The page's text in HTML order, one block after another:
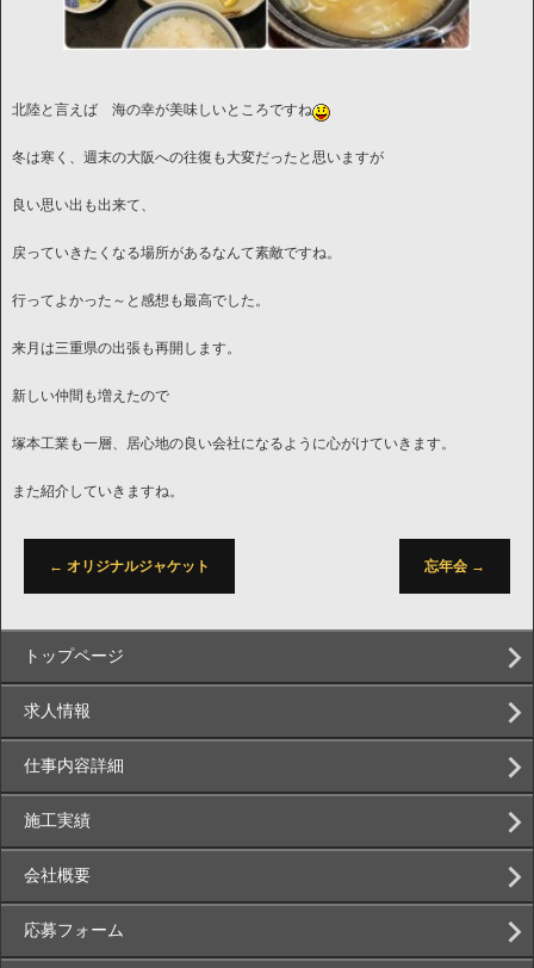
北陸と言えば 海の幸が美味しいところですね
冬は寒く、週末の大阪への往復も大変だったと思いますが
良い思い出も出来て、
戻っていきたくなる場所があるなんて素敵ですね。
行ってよかった～と感想も最高でした。
来月は三重県の出張も再開します。
新しい仲間も増えたので
塚本工業も一層、居心地の良い会社になるように心がけていきます。
また紹介していきますね。
← オリジナルジャケット 忘年会 →
トップページ
求人情報
仕事内容詳細
施工実績
会社概要
応募フォーム